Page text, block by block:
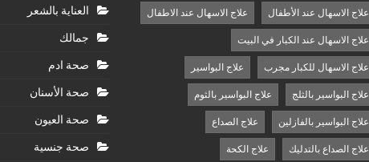
علاج الاسهال عند الأطفال علاج الاسهال عند الاطفال
علاج الاسهال عند الكبار في البيت
علاج الاسهال للكبار مجرب علاج البواسير
علاج البواسير بالثلج علاج البواسير بالثوم
علاج البواسير بالفازلين علاج الصداع
علاج الصداع بالتدليك علاج الكحة
العناية بالشعر
جمالك
صحة ادم
صحة الأسنان
صحة العيون
صحة جنسية